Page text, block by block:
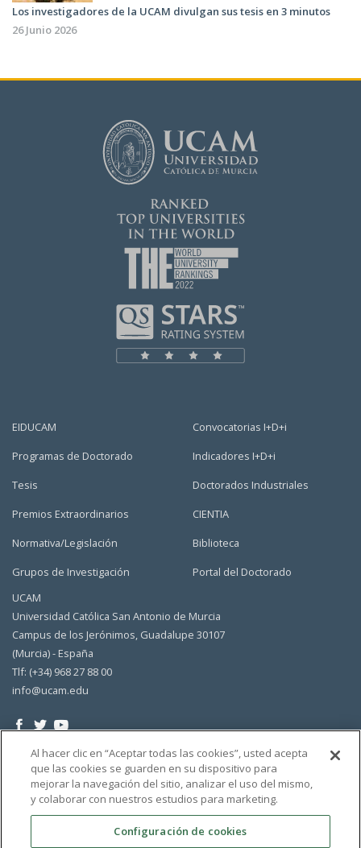
Los investigadores de la UCAM divulgan sus tesis en 3 minutos
26 Junio 2026
EIDUCAM
Programas de Doctorado
Tesis
Premios Extraordinarios
Normativa/Legislación
Grupos de Investigación
Convocatorias I+D+i
Indicadores I+D+i
Doctorados Industriales
CIENTIA
Biblioteca
Portal del Doctorado
UCAM
Universidad Católica San Antonio de Murcia
Campus de los Jerónimos, Guadalupe 30107
(Murcia) - España
Tlf: (+34) 968 27 88 00
info@ucam.edu
Al hacer clic en “Aceptar todas las cookies”, usted acepta
que las cookies se guarden en su dispositivo para
mejorar la navegación del sitio, analizar el uso del mismo,
y colaborar con nuestros estudios para marketing.
Configuración de cookies